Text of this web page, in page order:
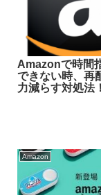
Amazonで時間
できない時、再
力減らす対処法！
Amazon